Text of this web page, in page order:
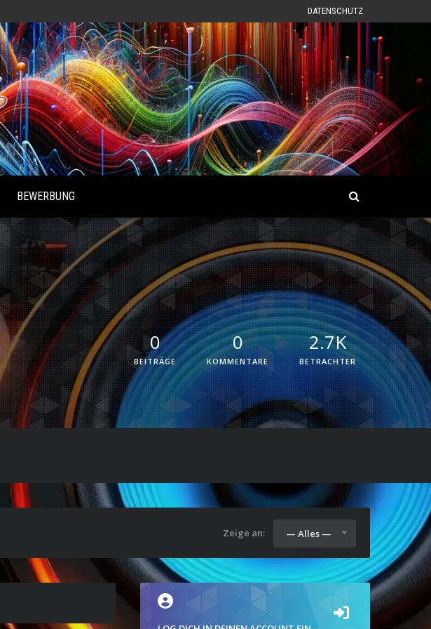
DATENSCHUTZ
BEWERBUNG
0
BEITRÄGE
0
KOMMENTARE
2.7K
BETRACHTER
Zeige an: — Alles —